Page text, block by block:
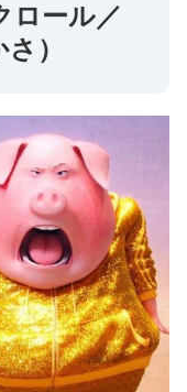
ロール／
）